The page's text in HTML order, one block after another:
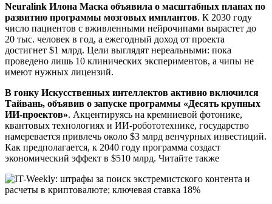
Neuralink Илона Маска объявила о масштабных планах по
развитию программы мозговых имплантов. К 2030 году
число пациентов с вживленными нейрочипами вырастет до
20 тыс. человек в год, а ежегодный доход от проекта
достигнет $1 млрд. Цели выглядят нереальными: пока
проведено лишь 10 клинических экспериментов, а чипы не
имеют нужных лицензий.
В гонку Искусственных интеллектов активно включился
Тайвань, объявив о запуске программы «Десять крупных
ИИ-проектов». Акцентируясь на кремниевой фотонике,
квантовых технологиях и ИИ-робототехнике, государство
намеревается привлечь около $3 млрд венчурных инвестиций.
Как предполагается, к 2040 году программа создаст
экономический эффект в $510 млрд. Читайте также